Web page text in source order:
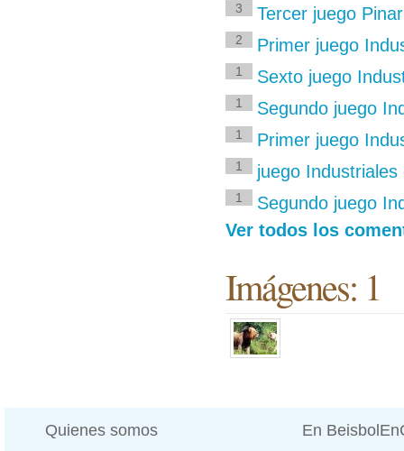
3 Tercer juego
2 Primer juego
1 Sexto juego
1 Segundo juego
1 Primer juego
1 juego
1
Segundo juego
Ver todos los
Imágenes: 1
Quienes somos En